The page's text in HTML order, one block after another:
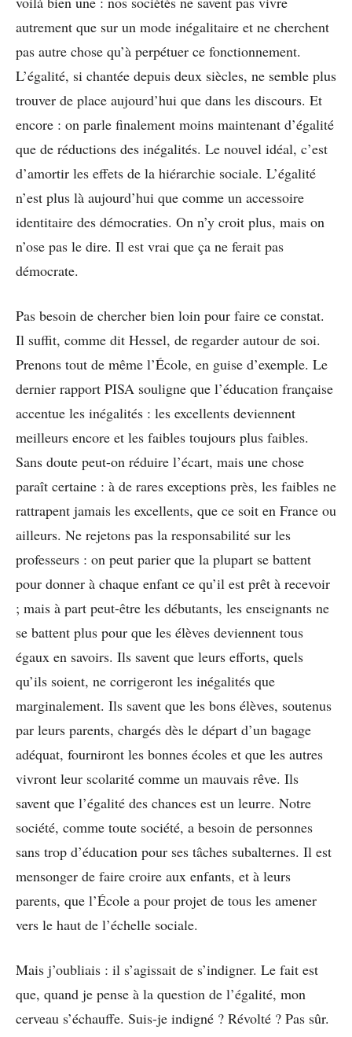
autrement que sur un mode inégalitaire et ne cherchent
pas autre chose qu’à perpétuer ce fonctionnement.
L’égalité, si chantée depuis deux siècles, ne semble plus
trouver de place aujourd’hui que dans les discours. Et
encore : on parle finalement moins maintenant d’égalité
que de réductions des inégalités. Le nouvel idéal, c’est
d’amortir les effets de la hiérarchie sociale. L’égalité
n’est plus là aujourd’hui que comme un accessoire
identitaire des démocraties. On n’y croit plus, mais on
n’ose pas le dire. Il est vrai que ça ne ferait pas
démocrate.
Pas besoin de chercher bien loin pour faire ce constat.
Il suffit, comme dit Hessel, de regarder autour de soi.
Prenons tout de même l’École, en guise d’exemple. Le
dernier rapport PISA souligne que l’éducation française
accentue les inégalités : les excellents deviennent
meilleurs encore et les faibles toujours plus faibles.
Sans doute peut-on réduire l’écart, mais une chose
paraît certaine : à de rares exceptions près, les faibles ne
rattrapent jamais les excellents, que ce soit en France ou
ailleurs. Ne rejetons pas la responsabilité sur les
professeurs : on peut parier que la plupart se battent
pour donner à chaque enfant ce qu’il est prêt à recevoir
; mais à part peut-être les débutants, les enseignants ne
se battent plus pour que les élèves deviennent tous
égaux en savoirs. Ils savent que leurs efforts, quels
qu’ils soient, ne corrigeront les inégalités que
marginalement. Ils savent que les bons élèves, soutenus
par leurs parents, chargés dès le départ d’un bagage
adéquat, fourniront les bonnes écoles et que les autres
vivront leur scolarité comme un mauvais rêve. Ils
savent que l’égalité des chances est un leurre. Notre
société, comme toute société, a besoin de personnes
sans trop d’éducation pour ses tâches subalternes. Il est
mensonger de faire croire aux enfants, et à leurs
parents, que l’École a pour projet de tous les amener
vers le haut de l’échelle sociale.
Mais j’oubliais : il s’agissait de s’indigner. Le fait est
que, quand je pense à la question de l’égalité, mon
cerveau s’échauffe. Suis-je indigné ? Révolté ? Pas sûr.